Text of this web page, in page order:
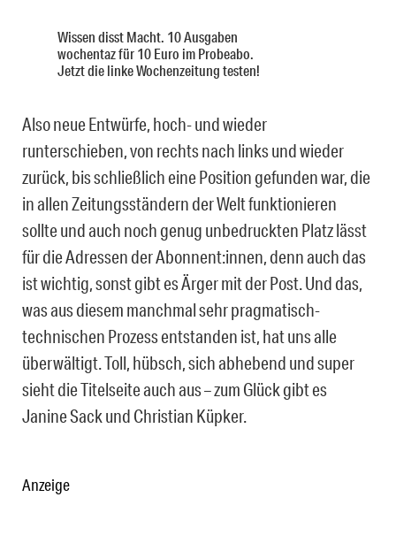
Wissen disst Macht. 10 Ausgaben
wochentaz für 10 Euro im Probeabo.
Jetzt die linke Wochenzeitung testen!
Also neue Entwürfe, hoch- und wieder
runterschieben, von rechts nach links und wieder
zurück, bis schließlich eine Position gefunden war, die
in allen Zeitungsständern der Welt funktionieren
sollte und auch noch genug unbedruckten Platz lässt
für die Adressen der Abonnent:innen, denn auch das
ist wichtig, sonst gibt es Ärger mit der Post. Und das,
was aus diesem manchmal sehr pragmatisch-
technischen Prozess entstanden ist, hat uns alle
überwältigt. Toll, hübsch, sich abhebend und super
sieht die Titelseite auch aus – zum Glück gibt es
Janine Sack und Christian Küpker.
Anzeige